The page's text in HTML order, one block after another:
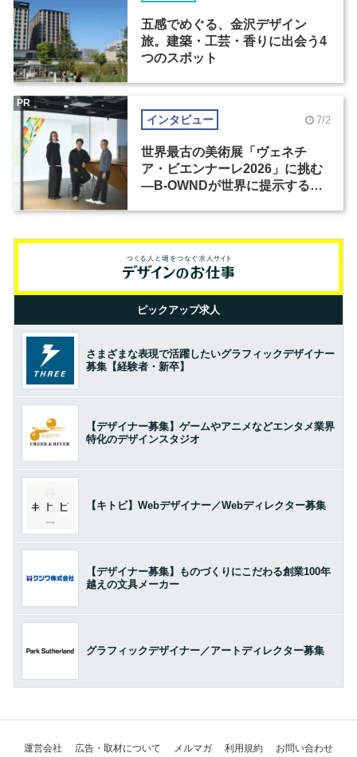
五感でめぐる、金沢デザイン
旅。建築・工芸・香りに出会う4
つのスポット
インタビュー 7/2
世界最古の美術展「ヴェネチ
ア・ビエンナーレ2026」に挑む
―B-OWNDが世界に提示する美
PR
ピックアップ求人
さまざまな表現で活躍したいグラフィックデザイナー
募集【経験者・新卒】
【デザイナー募集】ゲームやアニメなどエンタメ業界
特化のデザインスタジオ
【キトビ】Webデザイナー／Webディレクター募集
【デザイナー募集】ものづくりにこだわる創業100年
越えの文具メーカー
グラフィックデザイナー／アートディレクター募集
運営会社 広告・取材について メルマガ 利用規約 お問い合わせ